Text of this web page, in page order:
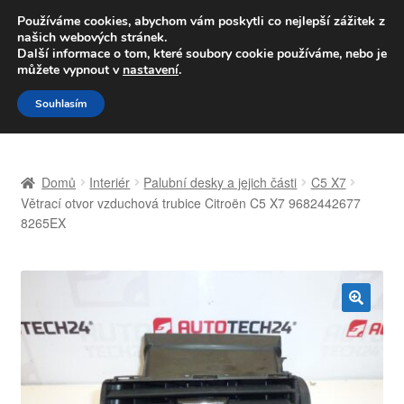
DOPRAVA od 139,-Kč
Volejte po-pá 9-16 704 494 494
Přeskočit
na
navigaci
Přejít
k
obsahu
Celosvětová doprava
Košík
Můj účet
Domů Interiér Palubní desky a jejich části
C5 X7
Větrací otvor vzduchová trubice Citroën C5 X7 9682442677
8265EX
🔍
Používáme cookies, abychom vám poskytli co nejlepší zážitek z
našich webových stránek.
Další informace o tom, které soubory cookie používáme, nebo je
můžete vypnout v nastavení.
Souhlasím